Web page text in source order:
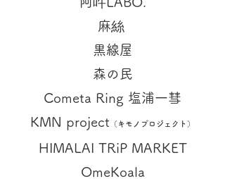
麻絲
黒線屋
森の民
Cometa Ring 塩浦一彗
KMN project （キモノプロジェクト）
HIMALAI TRiP MARKET
OmeKoala